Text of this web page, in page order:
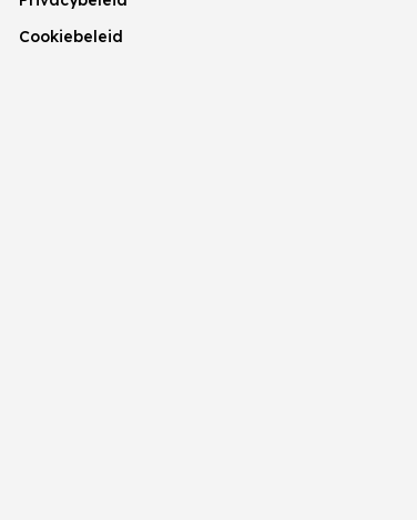
Cookiebeleid